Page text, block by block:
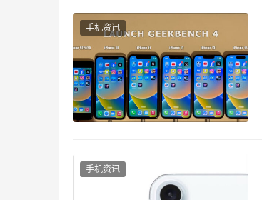
手机资讯
手机资讯